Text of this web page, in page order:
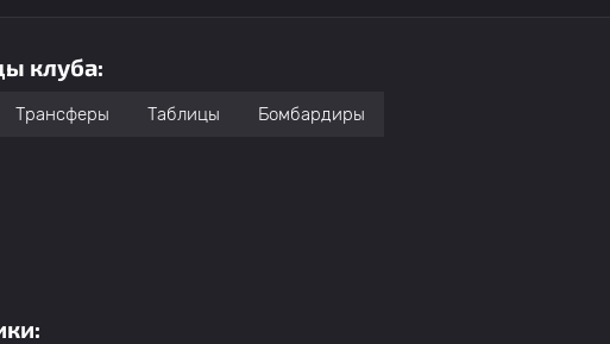
клуба:
Трансферы Таблицы Бомбардиры